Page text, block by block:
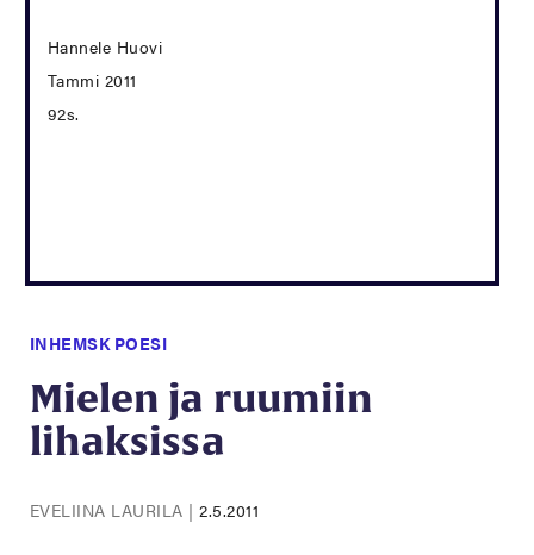
Hannele Huovi
Tammi 2011
92s.
INHEMSK POESI
Mielen ja ruumiin
lihaksissa
EVELIINA LAURILA |2.5.2011